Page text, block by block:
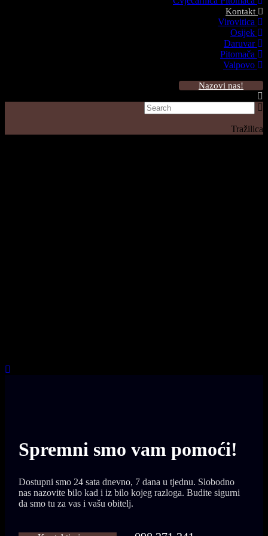
Kontakt
Virovitica
Osijek
Daruvar
Pitomača
Valpovo
Nazovi nas!
Tražilica
Spremni smo vam pomoći!
Dostupni smo 24 sata dnevno, 7 dana u tjednu. Slobodno
nas nazovite bilo kad i iz bilo kojeg razloga. Budite sigurni
da smo tu za vas i vašu obitelj.